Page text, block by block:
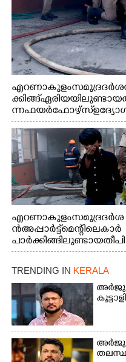
എറണാകുളം സമുദ്ര ദർശൻ
ക്കിങ്ങ് ഏരിയയിലുണ്ടായ
ന്ന ഫയർഫോഴ്സ്
എറണാകുളം സമുദ്ര ദർശ
ൻ അപ്പാർട്ട്മെന്റിലെ കാർ
പാർക്കിങ്ങിലുണ്ടായ തീപി
ടിത്തം മൂലമുണ്ടായ പുക
കാരണം സമീപത്ത് കൂടി
മൂക്ക് പൊത്തി പോകുന്ന
TRENDING IN KERALA